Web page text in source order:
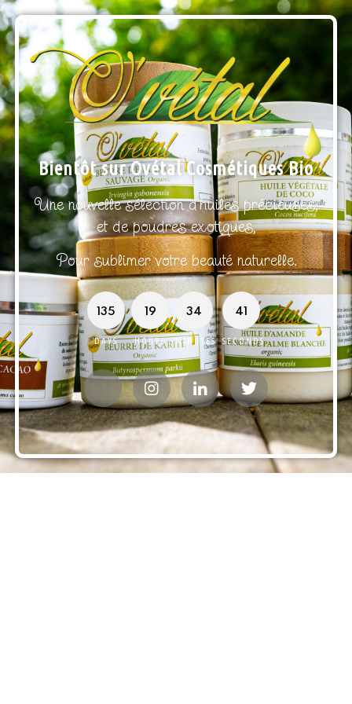
Bientôt sur Ovétal Cosmétiques Bio
Une nouvelle sélection d’huiles précieuses,
et de poudres exotiques,
Pour sublimer votre beauté naturelle.
135
DAYS
19
HOURS
34
MINUTES
41
SECONDS